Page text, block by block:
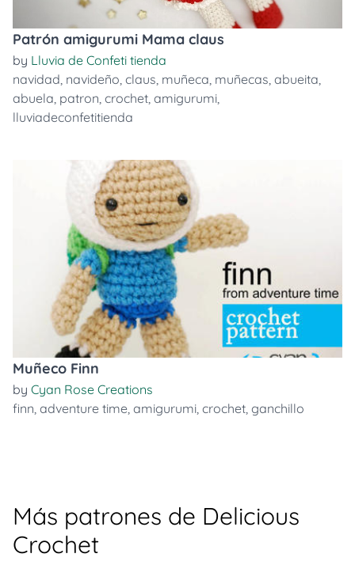
Patrón amigurumi Mama claus
by Lluvia de Confeti tienda
navidad, navideño, claus, muñeca, muñecas, abueita,
abuela, patron, crochet, amigurumi,
lluviadeconfetitienda
Muñeco Finn
by Cyan Rose Creations
finn, adventure time, amigurumi, crochet, ganchillo
Más patrones de Delicious
Crochet